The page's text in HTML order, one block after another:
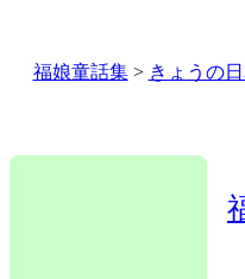
福娘童話集> きょうの